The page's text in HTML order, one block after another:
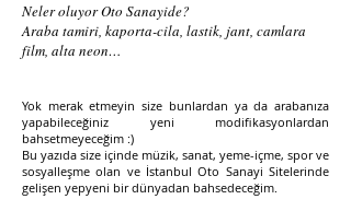
Yok merak etmeyin size bunlardan ya da arabanıza
yapabileceğiniz yeni modifikasyonlardan
bahsetmeyeceğim :)
Bu yazıda size içinde müzik, sanat, yeme-içme, spor ve
sosyalleşme olan ve İstanbul Oto Sanayi Sitelerinde
gelişen yepyeni bir dünyadan bahsedeceğim.
Neler oluyor Oto Sanayide?
Araba tamiri, kaporta-cila, lastik, jant, camlara
film, alta neon…